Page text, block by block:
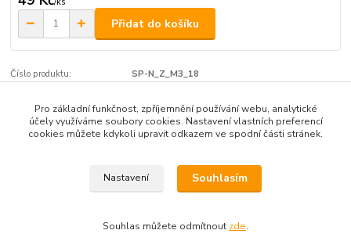
Přidat do košíku
Číslo produktu: SP-N_Z_M3_18
Zboží zařazeno v kategoriích
Pro základní funkčnost, zpříjemnění používání webu, analytické
účely využíváme soubory cookies. Nastavení vlastních preferencí
cookies můžete kdykoli upravit odkazem ve spodní části stránek.
Nastavení Souhlasím
Souhlas můžete odmítnout zde.